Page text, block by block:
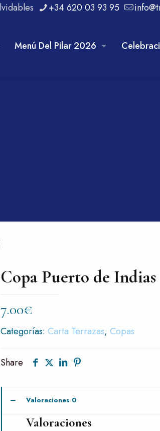
+34 620 03 93 95
Menú Del Pilar 2026
Copa Puerto de Indias
7.00€
Categorías: Carta Terrazas, Copas
Share
Valoraciones 0
Valoraciones